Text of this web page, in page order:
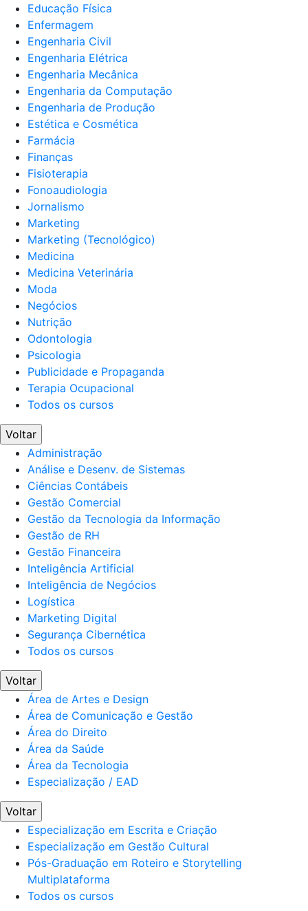
Educação Física
Enfermagem
Engenharia Civil
Engenharia Elétrica
Engenharia Mecânica
Engenharia da Computação
Engenharia de Produção
Estética e Cosmética
Farmácia
Finanças
Fisioterapia
Fonoaudiologia
Jornalismo
Marketing
Marketing (Tecnológico)
Medicina
Medicina Veterinária
Moda
Negócios
Nutrição
Odontologia
Psicologia
Publicidade e Propaganda
Terapia Ocupacional
Todos os cursos
Voltar
Administração
Análise e Desenv. de Sistemas
Ciências Contábeis
Gestão Comercial
Gestão da Tecnologia da Informação
Gestão de RH
Gestão Financeira
Inteligência Artificial
Inteligência de Negócios
Logística
Marketing Digital
Segurança Cibernética
Todos os cursos
Voltar
Área de Artes e Design
Área de Comunicação e Gestão
Área do Direito
Área da Saúde
Área da Tecnologia
Especialização / EAD
Voltar
Especialização em Escrita e Criação
Especialização em Gestão Cultural
Pós-Graduação em Roteiro e Storytelling
Multiplataforma
Todos os cursos